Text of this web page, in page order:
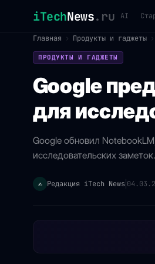
iTechNews.ru AI
Главная
› Продукты и гаджеты ›
ПРОДУКТЫ И ГАДЖЕТЫ
Google
для
Google обновил
исследовательских заметок.
✍️ Редакция iTech News